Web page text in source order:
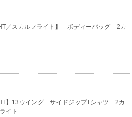
／スカルフライト】 ボディーバッグ 2カ
】13ウイング サイドジップTシャツ 2カ
イト